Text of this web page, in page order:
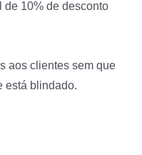
de 10% de desconto
aos clientes sem que
está blindado.